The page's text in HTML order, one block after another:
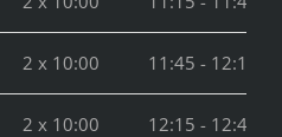
2 x 10:00 11:45 - 12:15
2 x 10:00 12:15 - 12:45